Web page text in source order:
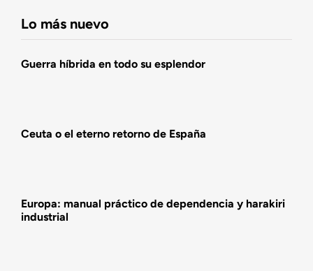
Lo más nuevo
Guerra híbrida en todo su esplendor
Ceuta o el eterno retorno de España
Europa: manual práctico de dependencia y harakiri
industrial